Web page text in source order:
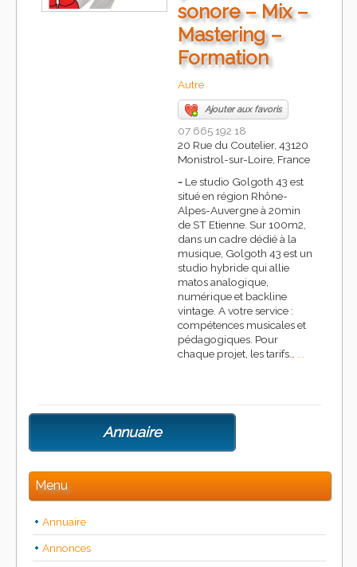
sonore – Mix –
Mastering –
Formation
Autre
Ajouter aux favoris
07 665 192 18
20 Rue du Coutelier, 43120
Monistrol-sur-Loire, France
- Le studio Golgoth 43 est
situé en région Rhône-
Alpes-Auvergne à 20min
de ST Etienne. Sur 100m2,
dans un cadre dédié à la
musique, Golgoth 43 est un
studio hybride qui allie
matos analogique,
numérique et backline
vintage. A votre service :
compétences musicales et
pédagogiques. Pour
chaque projet, les tarifs… ...
Annuaire
Menu
Annuaire
Annonces